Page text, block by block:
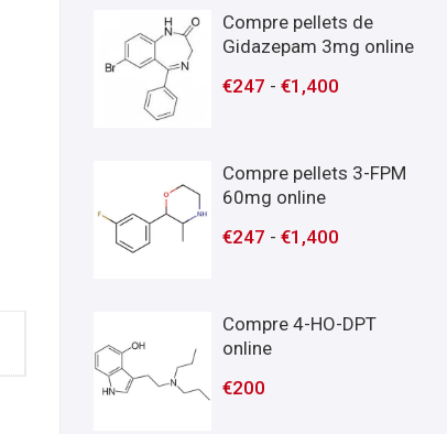
Compre pellets de
Gidazepam 3mg online
€247 -€1,400
Compre pellets 3-FPM
60mg online
€247 -€1,400
Compre 4-HO-DPT
online
€200